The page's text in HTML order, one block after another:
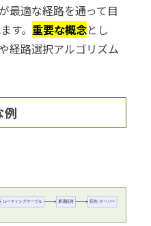
最適な経路を通って目
す。 重要な概念とし
経路選択アルゴリズム
例
ルーティングテーブル 最適経路 宛先: サーバー